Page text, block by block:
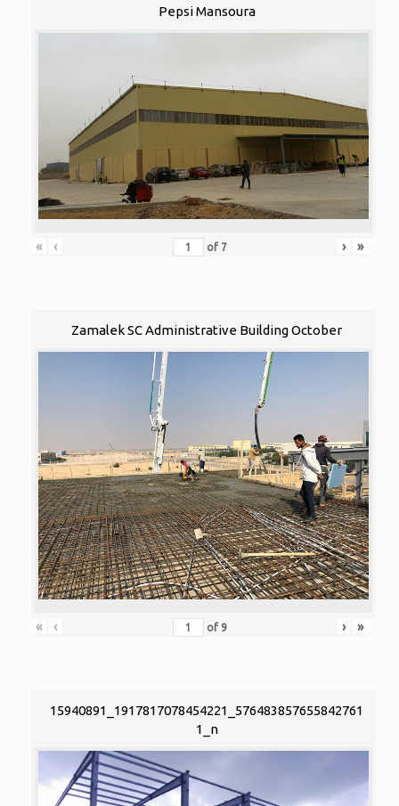
Pepsi Mansoura
« ‹ of 7 › »
Zamalek SC Administrative Building October
« ‹ of 9 › »
15940891_1917817078454221_576483857655842761
1_n